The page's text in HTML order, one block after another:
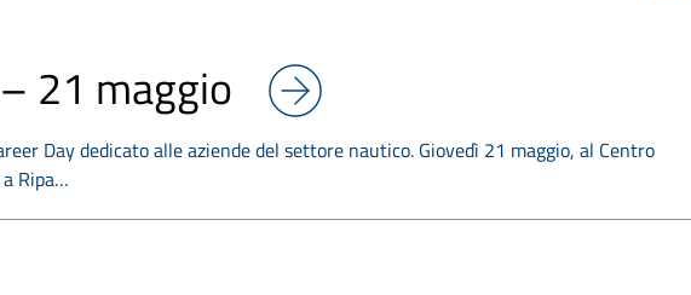
21 maggio
Day dedicato alle aziende del settore nautico. Giovedì 21 maggio, al Centro
Ripa…